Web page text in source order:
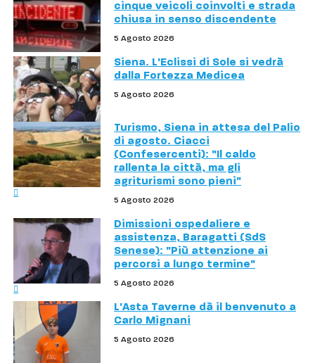
cinque veicoli coinvolti e strada
chiusa in senso discendente
5 Agosto 2026
Siena. L'Eclissi di Sole si vedrà
dalla Fortezza Medicea
5 Agosto 2026
Turismo, Siena in attesa del Palio
di agosto. Ciacci
(Confesercenti): "Il caldo
rallenta la città, ma gli
agriturismi sono pieni"
5 Agosto 2026
Dimissioni ospedaliere e
assistenza, Baragatti (SdS
Senese): "Più attenzione ai
percorsi a lungo termine"
5 Agosto 2026
L'Asta Taverne dà il benvenuto a
Carlo Mignani
5 Agosto 2026